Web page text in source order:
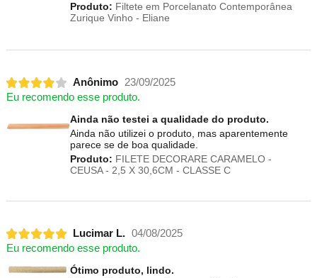
Produto: Filtete em Porcelanato Contemporânea
Zurique Vinho - Eliane
Anônimo 23/09/2025
Eu recomendo esse produto.
Ainda não testei a qualidade do produto.
Ainda não utilizei o produto, mas aparentemente
parece se de boa qualidade.
Produto: FILETE DECORARE CARAMELO -
CEUSA - 2,5 X 30,6CM - CLASSE C
Lucimar L. 04/08/2025
Eu recomendo esse produto.
Ótimo produto, lindo.